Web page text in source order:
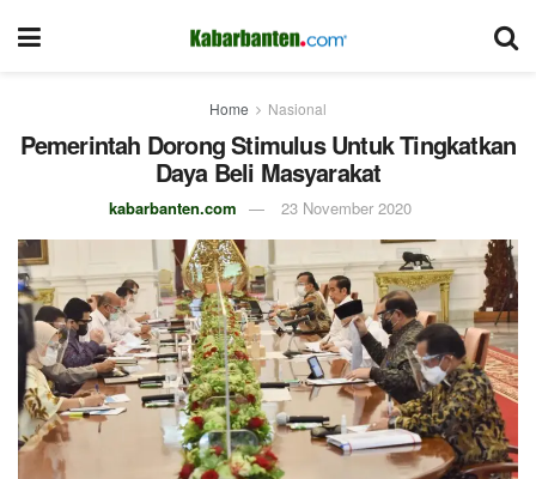
Home Nasional
Pemerintah Dorong Stimulus Untuk Tingkatkan
Daya Beli Masyarakat
kabarbanten.com 23 November 2020